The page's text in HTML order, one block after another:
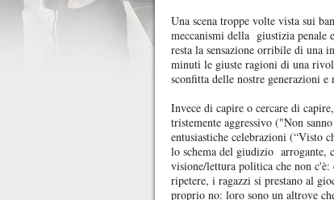
Una scena troppe volte vista sui
meccanismi della giustizia penale
resta la sensazione orribile di una
minuti le giuste ragioni di una
sconfitta delle nostre generazioni
Invece di capire o cercare di
tristemente aggressivo ("Non
entusiastiche celebrazioni (“Visto
lo schema del giudizio arrogante,
visione/lettura politica che non
ripetere, i ragazzi si prestano al
proprio no: loro sono un altrove